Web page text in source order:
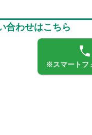
合わせはこちら
※スマートフ